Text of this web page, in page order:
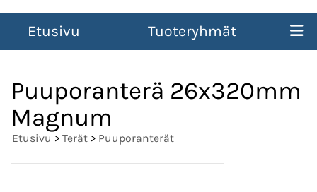
Etusivu Tuoteryhmät
Puuporanterä 26x320mm
Magnum
Etusivu > Terät > Puuporanterät